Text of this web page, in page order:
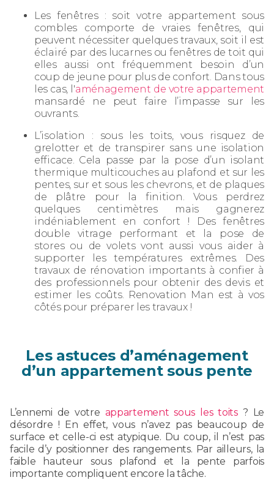
Les fenêtres : soit votre appartement sous
combles comporte de vraies fenêtres, qui
peuvent nécessiter quelques travaux, soit il est
éclairé par des lucarnes ou fenêtres de toit qui
elles aussi ont fréquemment besoin d’un
coup de jeune pour plus de confort. Dans tous
les cas, l'aménagement de votre appartement
mansardé ne peut faire l’impasse sur les
ouvrants.
L’isolation : sous les toits, vous risquez de
grelotter et de transpirer sans une isolation
efficace. Cela passe par la pose d’un isolant
thermique multicouches au plafond et sur les
pentes, sur et sous les chevrons, et de plaques
de plâtre pour la finition. Vous perdrez
quelques centimètres mais gagnerez
indéniablement en confort ! Des fenêtres
double vitrage performant et la pose de
stores ou de volets vont aussi vous aider à
supporter les températures extrêmes. Des
travaux de rénovation importants à confier à
des professionnels pour obtenir des devis et
estimer les coûts. Renovation Man est à vos
côtés pour préparer les travaux !
Les astuces d’aménagement
d’un appartement sous pente
L’ennemi de votre appartement sous les toits? Le
désordre ! En effet, vous n’avez pas beaucoup de
surface et celle-ci est atypique. Du coup, il n’est pas
facile d’y positionner des rangements. Par ailleurs, la
faible hauteur sous plafond et la pente parfois
importante compliquent encore la tâche.